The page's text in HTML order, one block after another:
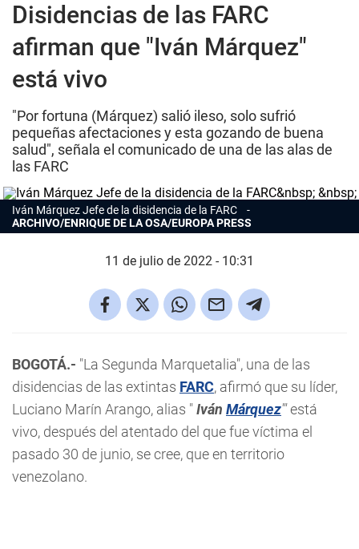
Disidencias de las FARC
afirman que "Iván Márquez"
está vivo
"Por fortuna (Márquez) salió ileso, solo sufrió
pequeñas afectaciones y esta gozando de buena
salud", señala el comunicado de una de las alas de
las FARC
Iván Márquez Jefe de la disidencia de la FARC
ARCHIVO/ENRIQUE DE LA OSA/EUROPA PRESS
11 de julio de 2022 - 10:31
BOGOTÁ.- "La Segunda Marquetalia", una de las
disidencias de las extintas FARC, afirmó que su líder,
Luciano Marín Arango, alias "Iván Márquez'"está
vivo, después del atentado del que fue víctima el
pasado 30 de junio, se cree, que en territorio
venezolano.